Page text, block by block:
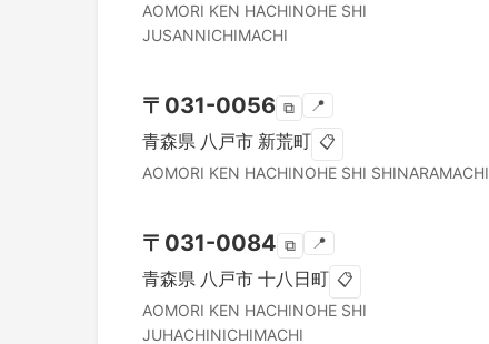
AOMORI KEN HACHINOHE SHI
JUSANNICHIMACHI
〒 031-0056 ⧉ 📍
青森県 八戸市 新荒町 📋
AOMORI KEN HACHINOHE SHI SHINARAMACHI
〒 031-0084 ⧉ 📍
青森県 八戸市 十八日町 📋
AOMORI KEN HACHINOHE SHI
JUHACHINICHIMACHI